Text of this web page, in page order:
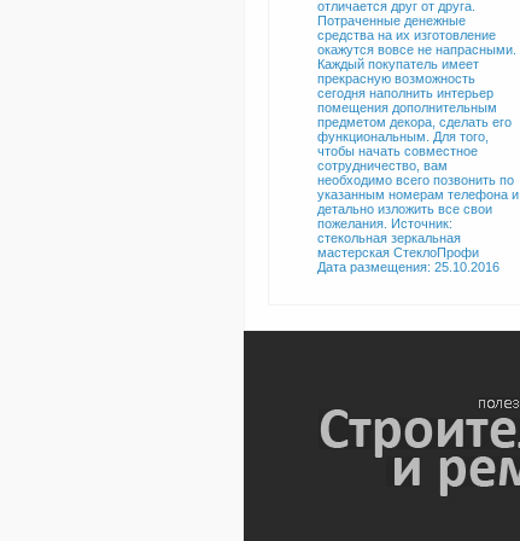
отличается друг от друга.
Потраченные денежные
средства на их изготовление
окажутся вовсе не напрасными.
Каждый покупатель имеет
прекрасную возможность
сегодня наполнить интерьер
помещения дополнительным
предметом декора, сделать его
функциональным. Для того,
чтобы начать совместное
сотрудничество, вам
необходимо всего позвонить по
указанным номерам телефона и
детально изложить все свои
пожелания. Источник:
стекольная зеркальная
мастерская СтеклоПрофи
Дата размещения: 25.10.2016